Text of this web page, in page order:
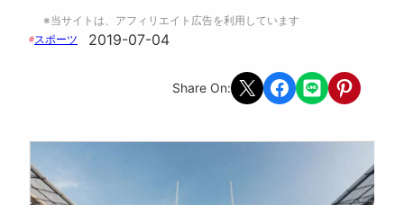
※当サイトは、アフィリエイト広告を利用しています
#スポーツ 2019-07-04
Share On: Share on X Share on Facebook
Share on LINEShare on